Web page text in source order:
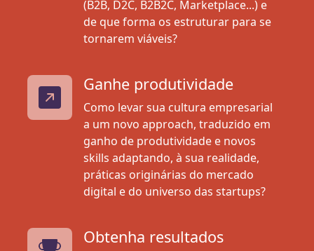
(B2B, D2C, B2B2C, Marketplace...) e
de que forma os estruturar para se
tornarem viáveis?
Ganhe produtividade
Como levar sua cultura empresarial
a um novo approach, traduzido em
ganho de produtividade e novos
skills adaptando, à sua realidade,
práticas originárias do mercado
digital e do universo das startups?
Obtenha resultados